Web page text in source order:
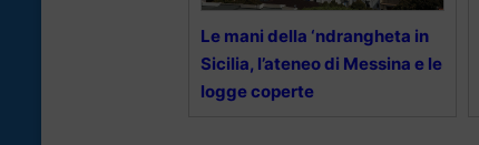
Le mani della ‘ndrangheta in
Sicilia, l’ateneo di Messina e le
logge coperte